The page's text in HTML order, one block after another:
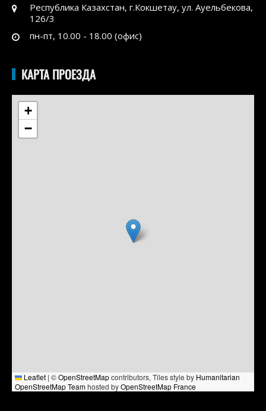
Республика Казахстан, г.Кокшетау, ул. Ауельбекова,
126/3
пн-пт, 10.00 - 18.00 (офис)
КАРТА ПРОЕЗДА
+
−
Leaflet | ©OpenStreetMapcontributors, Tiles style by Humanitarian
OpenStreetMap Teamhosted byOpenStreetMap France